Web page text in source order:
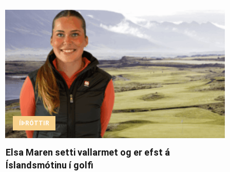
ÍÞRÓTTIR
Elsa Maren setti vallarmet og er efst á
Íslandsmótinu í golfi